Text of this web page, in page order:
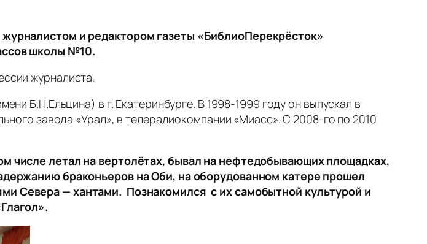
и редактором газеты «БиблиоПерекрёсток»
школы №10.
журналиста.
Б.Н.Ельцина) в г. Екатеринбурге. В 1998-1999 году он выпускал в
завода «Урал», в телерадиокомпании «Миасс». С 2008-го по 2010
числе летал на вертолётах, бывал на нефтедобывающих площадках,
браконьеров на Оби, на оборудованном катере прошел
Севера — хантами. Познакомился с их самобытной культурой и